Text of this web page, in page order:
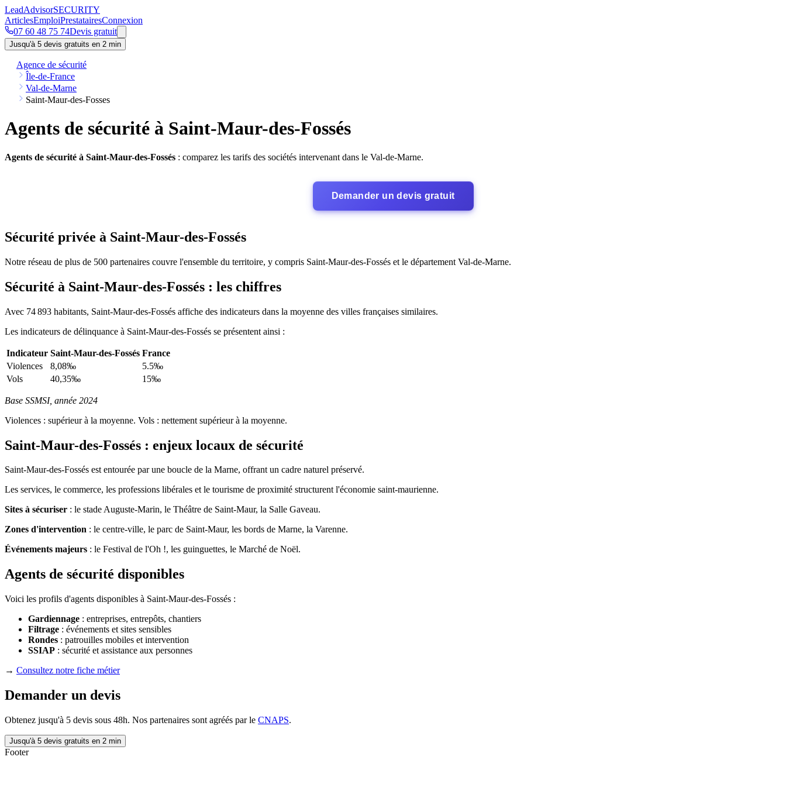
LeadAdvisorSECURITY
ArticlesEmploiPrestatairesConnexion
07 60 48 75 74Devis gratuit
Jusqu'à 5 devis gratuits en 2 min
Agence de sécurité
Île-de-France
Val-de-Marne
Saint-Maur-des-Fosses
Agents de sécurité à Saint-Maur-des-Fossés
Agents de sécurité à Saint-Maur-des-Fossés : comparez les tarifs des sociétés intervenant dans le Val-de-Marne.
Demander un devis gratuit
Sécurité privée à Saint-Maur-des-Fossés
Notre réseau de plus de 500 partenaires couvre l'ensemble du territoire, y compris Saint-Maur-des-Fossés et le département Val-de-Marne.
Sécurité à Saint-Maur-des-Fossés : les chiffres
Avec 74 893 habitants, Saint-Maur-des-Fossés affiche des indicateurs dans la moyenne des villes françaises similaires.
Les indicateurs de délinquance à Saint-Maur-des-Fossés se présentent ainsi :
Indicateur Saint-Maur-des-Fossés France
Violences
8,08‰
5.5‰
Vols
40,35‰ 15‰
Base SSMSI, année 2024
Violences : supérieur à la moyenne. Vols : nettement supérieur à la moyenne.
Saint-Maur-des-Fossés : enjeux locaux de sécurité
Saint-Maur-des-Fossés est entourée par une boucle de la Marne, offrant un cadre naturel préservé.
Les services, le commerce, les professions libérales et le tourisme de proximité structurent l'économie saint-maurienne.
Sites à sécuriser : le stade Auguste-Marin, le Théâtre de Saint-Maur, la Salle Gaveau.
Zones d'intervention : le centre-ville, le parc de Saint-Maur, les bords de Marne, la Varenne.
Événements majeurs : le Festival de l'Oh !, les guinguettes, le Marché de Noël.
Agents de sécurité disponibles
Voici les profils d'agents disponibles à Saint-Maur-des-Fossés :
Gardiennage : entreprises, entrepôts, chantiers
Filtrage : événements et sites sensibles
Rondes : patrouilles mobiles et intervention
SSIAP : sécurité et assistance aux personnes
→ Consultez notre fiche métier
Demander un devis
Obtenez jusqu'à 5 devis sous 48h. Nos partenaires sont agréés par le CNAPS.
Jusqu'à 5 devis gratuits en 2 min
Footer